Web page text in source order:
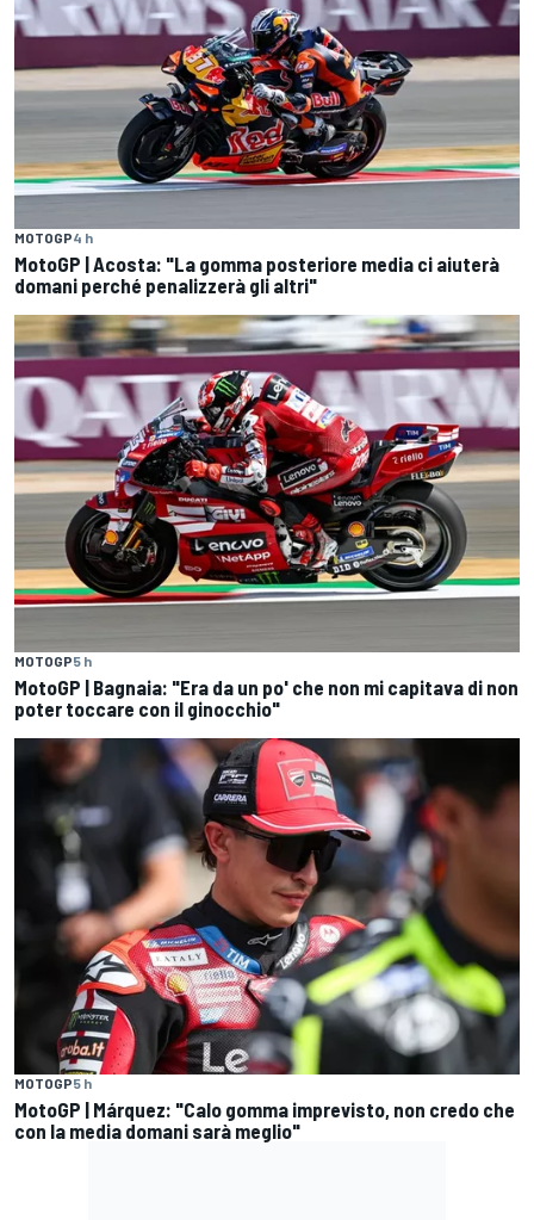
MOTOGP4 h
MotoGP | Acosta: "La gomma posteriore media ci aiuterà
domani perché penalizzerà gli altri"
MOTOGP5 h
MotoGP | Bagnaia: "Era da un po' che non mi capitava di non
poter toccare con il ginocchio"
MOTOGP5 h
MotoGP | Márquez: "Calo gomma imprevisto, non credo che
con la media domani sarà meglio"